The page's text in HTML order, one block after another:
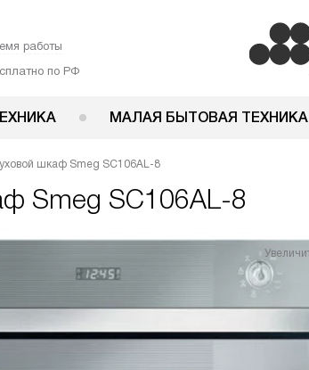
работы
по РФ
МАЛАЯ БЫТОВАЯ ТЕХНИКА
шкаф Smeg SC106AL-8
Smeg SC106AL-8